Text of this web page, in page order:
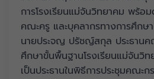
การโรงเรียนแม่จันวิทยาคม พร้อ
คณะครู และบุคลากรทางการศึกษ
นายประจญ ปรัชญ์สกุล ประธานค
ศึกษาขั้นพื้นฐานโรงเรียนแม่จันวิท
เป็นประธานในพิธีการประชุมคณะ